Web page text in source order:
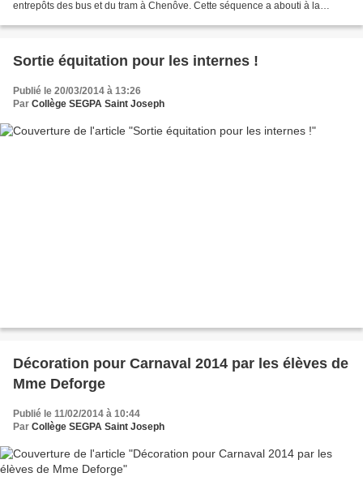
entrepôts des bus et du tram à Chenôve. Cette séquence a abouti à la
Sortie équitation pour les internes !
Publié le 20/03/2014 à 13:26
Par Collège SEGPA Saint Joseph
Décoration pour Carnaval 2014 par les élèves de
Mme Deforge
Publié le 11/02/2014 à 10:44
Par Collège SEGPA Saint Joseph